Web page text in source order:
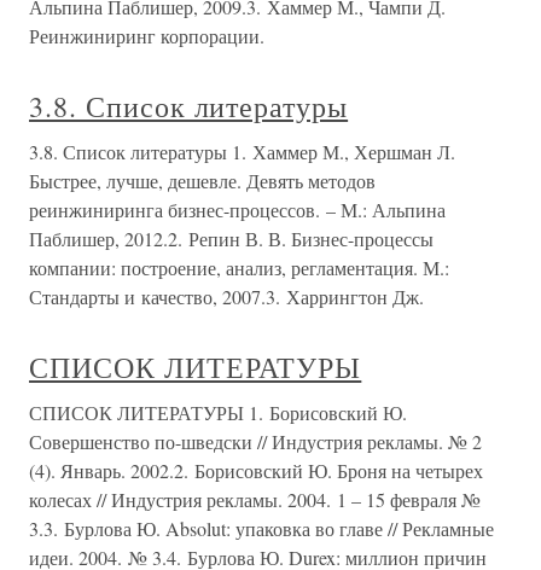
Альпина Паблишер, 2009.3. Хаммер М., Чампи Д.
Реинжиниринг корпорации.
3.8. Список литературы
3.8. Список литературы 1. Хаммер М., Хершман Л.
Быстрее, лучше, дешевле. Девять методов
реинжиниринга бизнес-процессов. – М.: Альпина
Паблишер, 2012.2. Репин В. В. Бизнес-процессы
компании: построение, анализ, регламентация. М.:
Стандарты и качество, 2007.3. Харрингтон Дж.
СПИСОК ЛИТЕРАТУРЫ
СПИСОК ЛИТЕРАТУРЫ 1. Борисовский Ю.
Совершенство по-шведски // Индустрия рекламы. № 2
(4). Январь. 2002.2. Борисовский Ю. Броня на четырех
колесах // Индустрия рекламы. 2004. 1 – 15 февраля №
3.3. Бурлова Ю. Absolut: упаковка во главе // Рекламные
идеи. 2004. № 3.4. Бурлова Ю. Durex: миллион причин